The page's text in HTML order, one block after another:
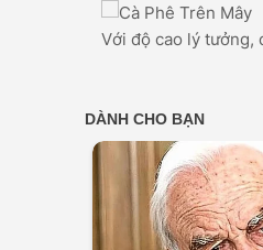
Với độ cao lý tưởng,